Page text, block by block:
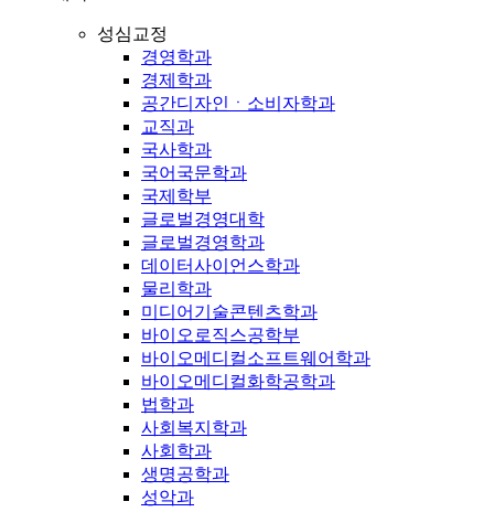
성심교정
경영학과
경제학과
공간디자인ㆍ소비자학과
교직과
국사학과
국어국문학과
국제학부
글로벌경영대학
글로벌경영학과
데이터사이언스학과
물리학과
미디어기술콘텐츠학과
바이오로직스공학부
바이오메디컬소프트웨어학과
바이오메디컬화학공학과
법학과
사회복지학과
사회학과
생명공학과
성악과